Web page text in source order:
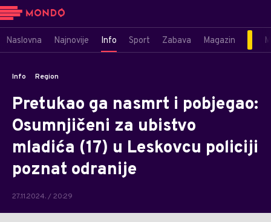
Naslovna Najnovije Info Sport Zabava Magazin
Info Region
Pretukao ga nasmrt i pobjegao:
Osumnjičeni za ubistvo
mladića (17) u Leskovcu policiji
poznat odranije
27.11.2024. / 20:29